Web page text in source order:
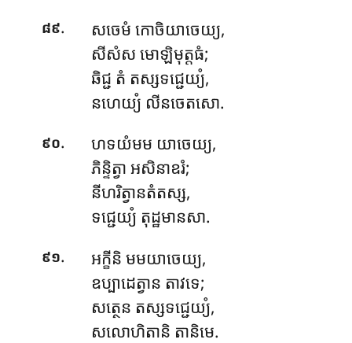
៨៩.
សចេមំ កោចិយាចេយ្យ,
សីសំស មោឡិមុត្តធំ;
ឆិជ្ជ តំ តស្សទជ្ជេយ្យំ,
នហេយ្យំ លីនចេតសោ.
៩០. ហទយំមម យាចេយ្យ,
ភិន្ទិត្វា អសិនាឧរំ;
នីហរិត្វានតំតស្ស,
ទជ្ជេយ្យំ តុដ្ឋមានសា.
៩១.
អក្ខីនិ មមយាចេយ្យ,
ឧប្បាដេត្វាន តាវទេ;
សត្ថេន តស្សទជ្ជេយ្យំ,
សលោហិតានិ តានិមេ.